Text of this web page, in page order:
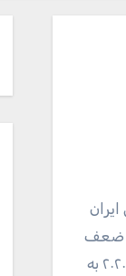
از ضعف
سیستم ورزش ایران باشد که بعد از گذشت چهار‌سال باز هم همین ورزشکاران امید‌های اصلی کسب مدال طلا در المپیک ٢٠٢٠ به